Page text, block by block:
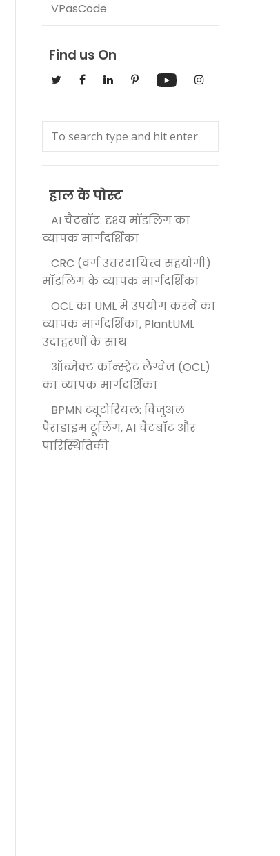
VPasCode
Find us On
हाल के पोस्ट
AI चैटबॉट: दृश्य मॉडलिंग का
व्यापक मार्गदर्शिका
CRC (वर्ग उत्तरदायित्व सहयोगी)
मॉडलिंग के व्यापक मार्गदर्शिका
OCL का UML में उपयोग करने का
व्यापक मार्गदर्शिका, PlantUML
उदाहरणों के साथ
ऑब्जेक्ट कॉन्स्ट्रेंट लैंग्वेज (OCL)
का व्यापक मार्गदर्शिका
BPMN ट्यूटोरियल: विजुअल
पैराडाइम टूलिंग, AI चैटबॉट और
पारिस्थितिकी